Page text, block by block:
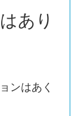
あり
ンはあく